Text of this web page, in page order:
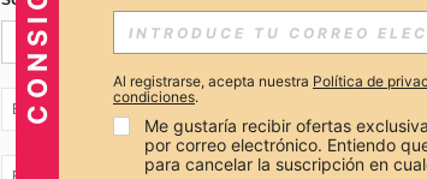
EC + 593
Al registrarse, acepta nuestra Política de
condiciones.
Me gustaría recibir ofertas
por correo electrónico. Entiendo
para cancelar la suscripción en